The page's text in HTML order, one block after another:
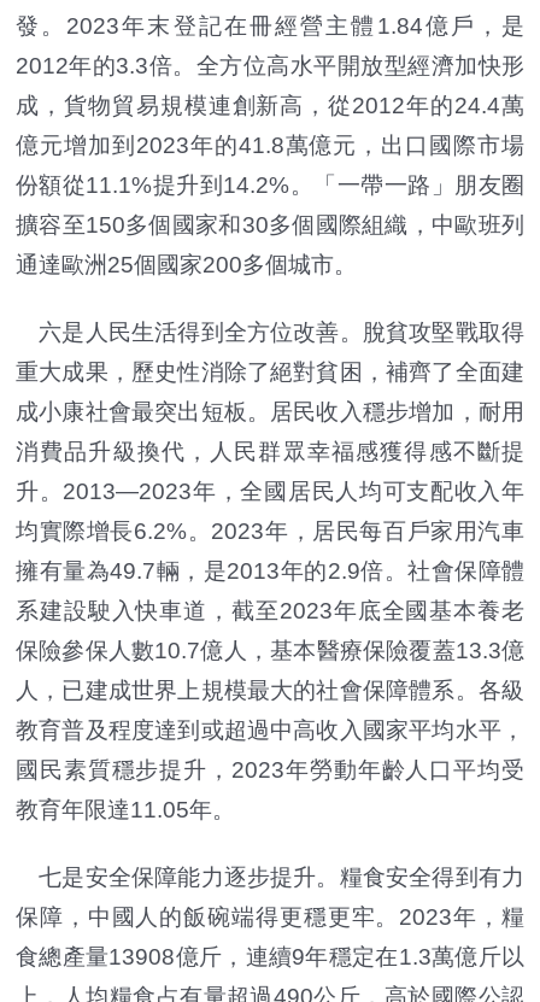
發。2023年末登記在冊經營主體1.84億戶，是
2012年的3.3倍。全方位高水平開放型經濟加快形
成，貨物貿易規模連創新高，從2012年的24.4萬
億元增加到2023年的41.8萬億元，出口國際市場
份額從11.1%提升到14.2%。「一帶一路」朋友圈
擴容至150多個國家和30多個國際組織，中歐班列
通達歐洲25個國家200多個城市。
六是人民生活得到全方位改善。脫貧攻堅戰取得
重大成果，歷史性消除了絕對貧困，補齊了全面建
成小康社會最突出短板。居民收入穩步增加，耐用
消費品升級換代，人民群眾幸福感獲得感不斷提
升。2013—2023年，全國居民人均可支配收入年
均實際增長6.2%。2023年，居民每百戶家用汽車
擁有量為49.7輛，是2013年的2.9倍。社會保障體
系建設駛入快車道，截至2023年底全國基本養老
保險參保人數10.7億人，基本醫療保險覆蓋13.3億
人，已建成世界上規模最大的社會保障體系。各級
教育普及程度達到或超過中高收入國家平均水平，
國民素質穩步提升，2023年勞動年齡人口平均受
教育年限達11.05年。
七是安全保障能力逐步提升。糧食安全得到有力
保障，中國人的飯碗端得更穩更牢。2023年，糧
食總產量13908億斤，連續9年穩定在1.3萬億斤以